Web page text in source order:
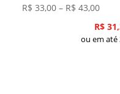
R$ 33,00 – R$ 43,00Faixa
de
R$
ou em até